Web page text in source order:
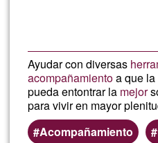
Ayudar con diversas
acompañamientoa que
pueda entontrar la mejor
para vivir en mayor
Acompañamiento